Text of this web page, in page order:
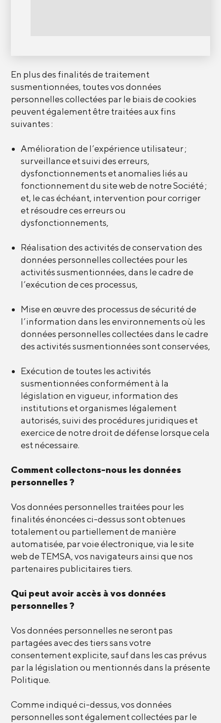
En plus des finalités de traitement
susmentionnées, toutes vos données
personnelles collectées par le biais de cookies
peuvent également être traitées aux fins
suivantes :
Amélioration de l’expérience utilisateur ;
surveillance et suivi des erreurs,
dysfonctionnements et anomalies liés au
fonctionnement du site web de notre Société ;
et, le cas échéant, intervention pour corriger
et résoudre ces erreurs ou
dysfonctionnements,
Réalisation des activités de conservation des
données personnelles collectées pour les
activités susmentionnées, dans le cadre de
l’exécution de ces processus,
Mise en œuvre des processus de sécurité de
l’information dans les environnements où les
données personnelles collectées dans le cadre
des activités susmentionnées sont conservées,
Exécution de toutes les activités
susmentionnées conformément à la
législation en vigueur, information des
institutions et organismes légalement
autorisés, suivi des procédures juridiques et
exercice de notre droit de défense lorsque cela
est nécessaire.
Comment collectons-nous les données
personnelles ?
Vos données personnelles traitées pour les
finalités énoncées ci-dessus sont obtenues
totalement ou partiellement de manière
automatisée, par voie électronique, via le site
web de TEMSA, vos navigateurs ainsi que nos
partenaires publicitaires tiers.
Qui peut avoir accès à vos données
personnelles ?
Vos données personnelles ne seront pas
partagées avec des tiers sans votre
consentement explicite, sauf dans les cas prévus
par la législation ou mentionnés dans la présente
Politique.
Comme indiqué ci-dessus, vos données
personnelles sont également collectées par le